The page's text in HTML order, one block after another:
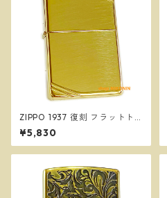
ZIPPO 1937 復刻 フラットト
ップ ハイポリッシュブラス 27
0 真鍮 ダイアゴナルライン 定
番 ジッポー オイルライター
¥5,830